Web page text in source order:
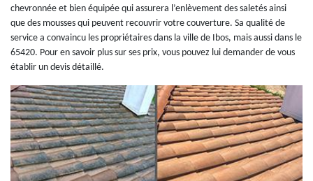
chevronnée et bien équipée qui assurera l’enlèvement des saletés ainsi
que des mousses qui peuvent recouvrir votre couverture. Sa qualité de
service a convaincu les propriétaires dans la ville de Ibos, mais aussi dans le
65420. Pour en savoir plus sur ses prix, vous pouvez lui demander de vous
établir un devis détaillé.